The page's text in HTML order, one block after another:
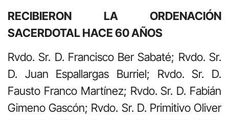
RECIBIERON LA ORDENACIÓN
SACERDOTAL HACE 60 AÑOS
Rvdo. Sr. D. Francisco Ber Sabaté; Rvdo. Sr.
D. Juan Espallargas Burriel; Rvdo. Sr. D.
Fausto Franco Martínez; Rvdo. Sr. D. Fabián
Gimeno Gascón; Rvdo. Sr. D. Primitivo Oliver